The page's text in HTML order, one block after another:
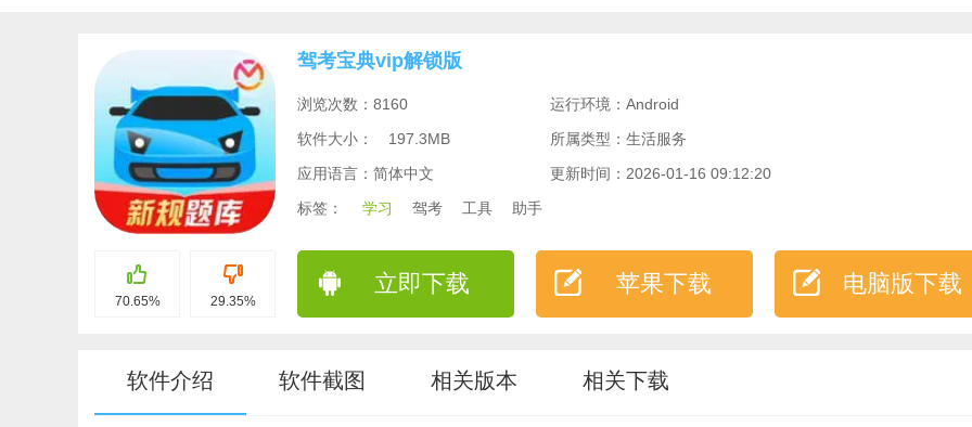
70.65% 29.35%
驾考宝典vip解锁版
浏览次数：8160
运行环境：Android
软件大小：
197.3MB
所属类型：生活服务
应用语言：简体中文
更新时间：2026-01-16 09:12:20
标签：
学习 驾考 工具 助手
立即下载 苹果下载 电脑版下载
软件介绍 软件截图 相关版本 相关下载